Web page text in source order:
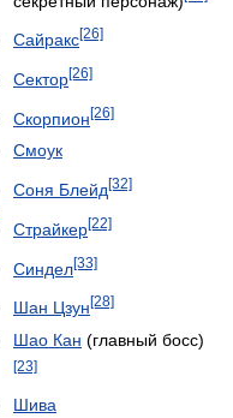
Сайракс[26]
Сектор[26]
Скорпион[26]
Смоук
Соня Блейд [32]
Страйкер[22]
Синдел[33]
Шан Цзун [28]
Шао Кан (главный босс)
[23]
Шива